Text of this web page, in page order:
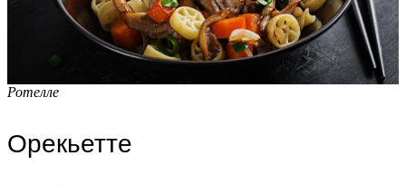
Ротелле
Орекьетте